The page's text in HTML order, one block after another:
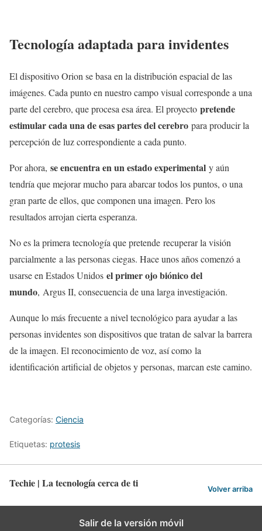
Tecnología adaptada para invidentes
El dispositivo Orion se basa en la distribución espacial de las
imágenes. Cada punto en nuestro campo visual corresponde a una
parte del cerebro, que procesa esa área. El proyecto pretende
estimular cada una de esas partes del cerebro para producir la
percepción de luz correspondiente a cada punto.
Por ahora, se encuentra en un estado experimental y aún
tendría que mejorar mucho para abarcar todos los puntos, o una
gran parte de ellos, que componen una imagen. Pero los
resultados arrojan cierta esperanza.
No es la primera tecnología que pretende recuperar la visión
parcialmente a las personas ciegas. Hace unos años comenzó a
usarse en Estados Unidos el primer ojo biónico del
mundo, Argus II, consecuencia de una larga investigación.
Aunque lo más frecuente a nivel tecnológico para ayudar a las
personas invidentes son dispositivos que tratan de salvar la barrera
de la imagen. El reconocimiento de voz, así como la
identificación artificial de objetos y personas, marcan este camino.
Categorías: Ciencia
Etiquetas: protesis
Techie | La tecnología cerca de ti Volver arriba
Salir de la versión móvil